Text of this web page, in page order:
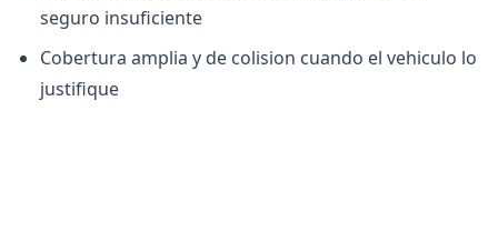
seguro insuficiente
Cobertura amplia y de colision cuando el vehiculo lo
justifique